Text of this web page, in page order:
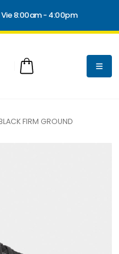
Vie 8:00am - 4:00pm
FIRM GROUND